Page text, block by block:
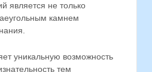
является не только
камнем
уникальную возможность
тем